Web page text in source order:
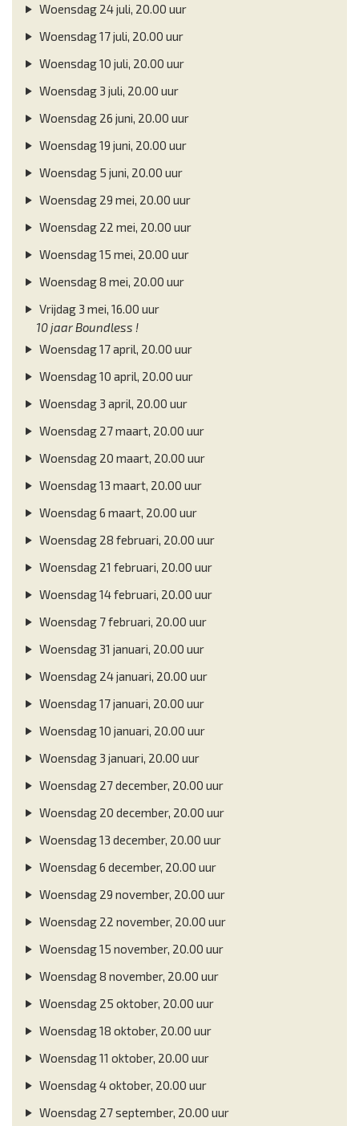
Woensdag 24 juli, 20.00 uur
Woensdag 17 juli, 20.00 uur
Woensdag 10 juli, 20.00 uur
Woensdag 3 juli, 20.00 uur
Woensdag 26 juni, 20.00 uur
Woensdag 19 juni, 20.00 uur
Woensdag 5 juni, 20.00 uur
Woensdag 29 mei, 20.00 uur
Woensdag 22 mei, 20.00 uur
Woensdag 15 mei, 20.00 uur
Woensdag 8 mei, 20.00 uur
Vrijdag 3 mei, 16.00 uur
10 jaar Boundless !
Woensdag 17 april, 20.00 uur
Woensdag 10 april, 20.00 uur
Woensdag 3 april, 20.00 uur
Woensdag 27 maart, 20.00 uur
Woensdag 20 maart, 20.00 uur
Woensdag 13 maart, 20.00 uur
Woensdag 6 maart, 20.00 uur
Woensdag 28 februari, 20.00 uur
Woensdag 21 februari, 20.00 uur
Woensdag 14 februari, 20.00 uur
Woensdag 7 februari, 20.00 uur
Woensdag 31 januari, 20.00 uur
Woensdag 24 januari, 20.00 uur
Woensdag 17 januari, 20.00 uur
Woensdag 10 januari, 20.00 uur
Woensdag 3 januari, 20.00 uur
Woensdag 27 december, 20.00 uur
Woensdag 20 december, 20.00 uur
Woensdag 13 december, 20.00 uur
Woensdag 6 december, 20.00 uur
Woensdag 29 november, 20.00 uur
Woensdag 22 november, 20.00 uur
Woensdag 15 november, 20.00 uur
Woensdag 8 november, 20.00 uur
Woensdag 25 oktober, 20.00 uur
Woensdag 18 oktober, 20.00 uur
Woensdag 11 oktober, 20.00 uur
Woensdag 4 oktober, 20.00 uur
Woensdag 27 september, 20.00 uur